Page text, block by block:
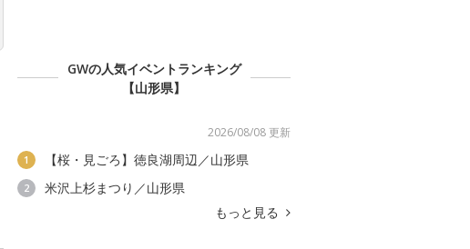
GWの人気イベントランキング
【山形県】
2026/08/08 更新
1 【桜・見ごろ】徳良湖周辺／山形県
2
米沢上杉まつり／山形県
もっと見る